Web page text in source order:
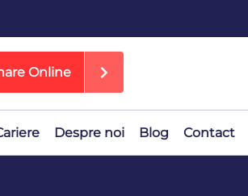
Online
Despre noi Blog Contact